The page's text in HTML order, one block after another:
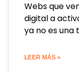
Webs que
digital a
ya no es una
LEER MÁS »